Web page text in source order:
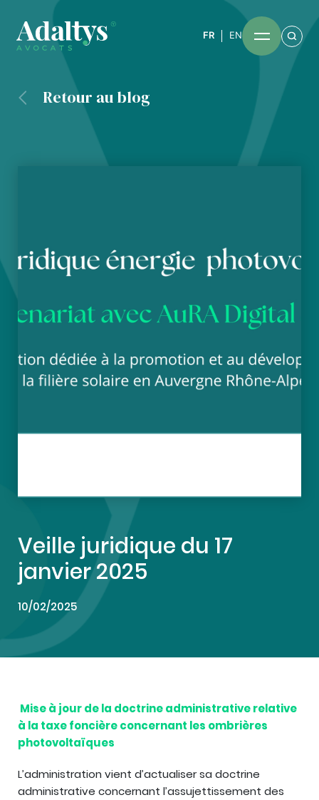
FR EN
Retour au blog
Veille juridique du 17
janvier 2025
10/02/2025
Mise à jour de la doctrine administrative relative
à la taxe foncière concernant les ombrières
photovoltaïques
L’administration vient d’actualiser sa doctrine
administrative concernant l’assujettissement des